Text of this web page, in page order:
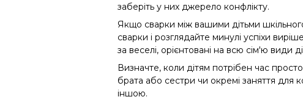
заберіть у них джерело конфлікту.
Якщо сварки між вашими дітьми
сварки і розглядайте минулі успіхи
за веселі, орієнтовані на всю сім'ю види
Визначте, коли дітям потрібен час
брата або сестри чи окремі заняття для
іншою.